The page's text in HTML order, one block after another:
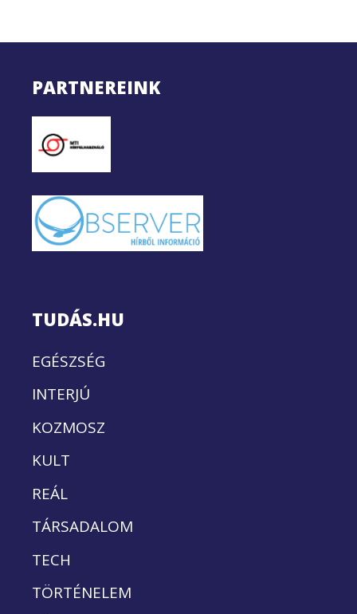
PARTNEREINK
TUDÁS.HU
EGÉSZSÉG
INTERJÚ
KOZMOSZ
KULT
REÁL
TÁRSADALOM
TECH
TÖRTÉNELEM